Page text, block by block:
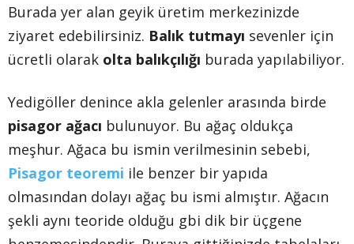
Burada yer alan geyik üretim merkezinizde
ziyaret edebilirsiniz. Balık tutmayı sevenler için
ücretli olarak olta balıkçılığı burada yapılabiliyor.
Yedigöller denince akla gelenler arasında birde
pisagor ağacı bulunuyor. Bu ağaç oldukça
meşhur. Ağaca bu ismin verilmesinin sebebi,
Pisagor teoremi ile benzer bir yapıda
olmasından dolayı ağaç bu ismi almıştır. Ağacın
şekli aynı teoride olduğu gbi dik bir üçgene